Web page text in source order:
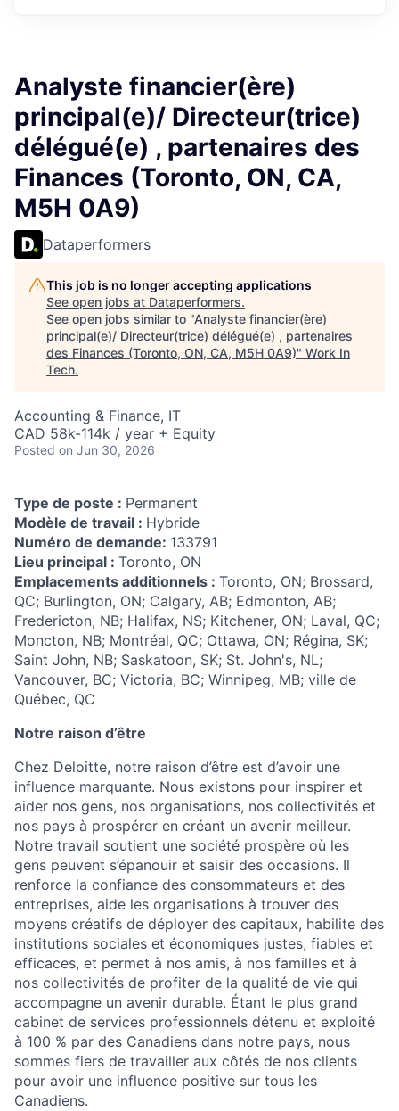
Analyste financier(ère)
principal(e)/ Directeur(trice)
délégué(e) , partenaires des
Finances (Toronto, ON, CA,
M5H 0A9)
Dataperformers
This job is no longer accepting applications
See open jobs at Dataperformers.
See open jobs similar to "Analyste financier(ère)
principal(e)/ Directeur(trice) délégué(e) , partenaires
des Finances (Toronto, ON, CA, M5H 0A9)" Work In
Tech.
Accounting & Finance, IT
CAD 58k-114k / year + Equity
Posted on Jun 30, 2026
Type de poste : Permanent
Modèle de travail : Hybride
Numéro de demande: 133791
Lieu principal : Toronto, ON
Emplacements additionnels : Toronto, ON; Brossard,
QC; Burlington, ON; Calgary, AB; Edmonton, AB;
Fredericton, NB; Halifax, NS; Kitchener, ON; Laval, QC;
Moncton, NB; Montréal, QC; Ottawa, ON; Régina, SK;
Saint John, NB; Saskatoon, SK; St. John's, NL;
Vancouver, BC; Victoria, BC; Winnipeg, MB; ville de
Québec, QC
Notre raison d’être
Chez Deloitte, notre raison d’être est d’avoir une
influence marquante. Nous existons pour inspirer et
aider nos gens, nos organisations, nos collectivités et
nos pays à prospérer en créant un avenir meilleur.
Notre travail soutient une société prospère où les
gens peuvent s’épanouir et saisir des occasions. Il
renforce la confiance des consommateurs et des
entreprises, aide les organisations à trouver des
moyens créatifs de déployer des capitaux, habilite des
institutions sociales et économiques justes, fiables et
efficaces, et permet à nos amis, à nos familles et à
nos collectivités de profiter de la qualité de vie qui
accompagne un avenir durable. Étant le plus grand
cabinet de services professionnels détenu et exploité
à 100 % par des Canadiens dans notre pays, nous
sommes fiers de travailler aux côtés de nos clients
pour avoir une influence positive sur tous les
Canadiens.